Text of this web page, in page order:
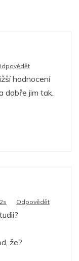
hodnocení
dobře jim tak.
Odpovědět
že?